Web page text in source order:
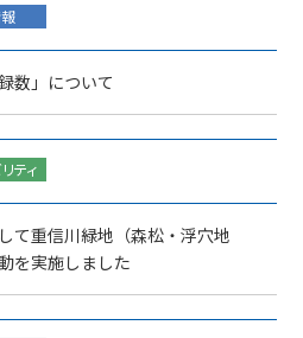
数」について
ティ
て重信川緑地（森松・浮穴地
を実施しました